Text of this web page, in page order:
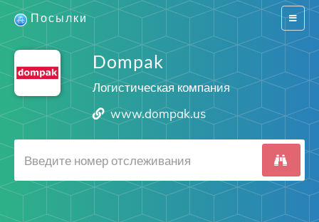
Switch
Посылки
Dompak
Логистическая компания
www.dompak.us